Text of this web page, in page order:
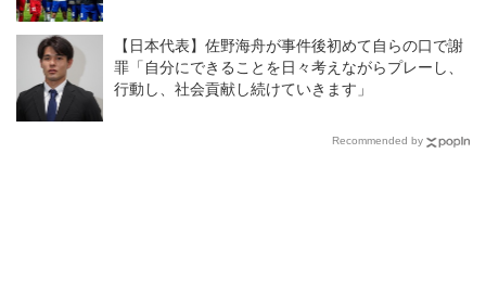
【日本代表】佐野海舟が事件後初めて自らの口で謝
罪「自分にできることを日々考えながらプレーし、
行動し、社会貢献し続けていきます」
Recommended by